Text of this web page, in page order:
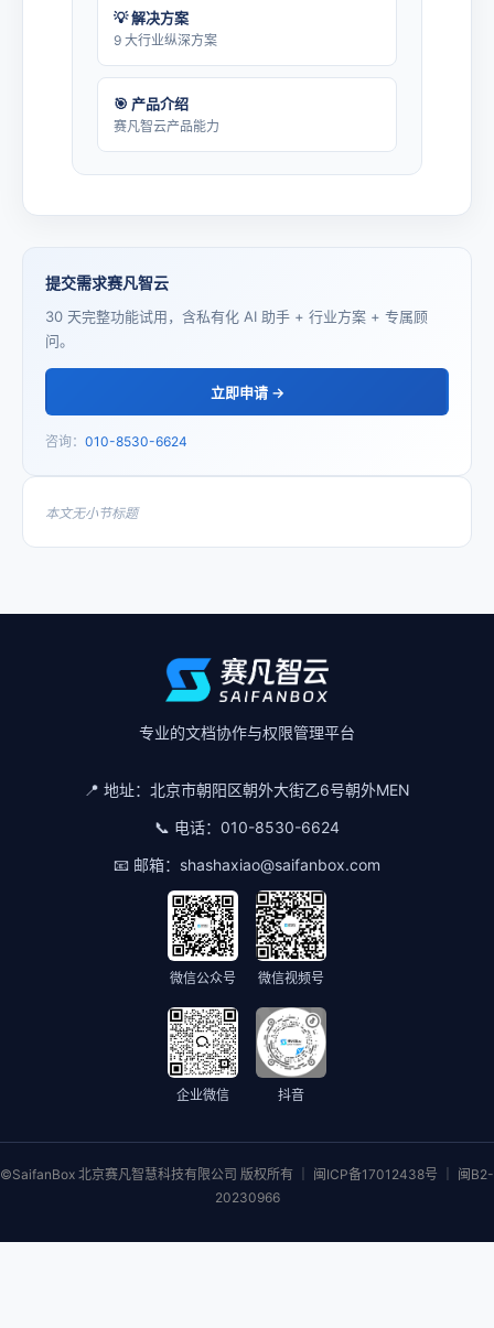
💡 解决方案
9 大行业纵深方案
🎯 产品介绍
赛凡智云产品能力
提交需求赛凡智云
30 天完整功能试用，含私有化 AI 助手 + 行业方案 + 专属顾
问。
立即申请 →
咨询： 010-8530-6624
本文无小节标题
专业的文档协作与权限管理平台
📍 地址： 北京市朝阳区朝外大街乙6号朝外MEN
📞 电话： 010-8530-6624
📧 邮箱： shashaxiao@saifanbox.com
微信公众号 微信视频号
企业微信 抖音
©SaifanBox 北京赛凡智慧科技有限公司 版权所有 ｜ 闽ICP备17012438号 ｜ 闽B2-
20230966